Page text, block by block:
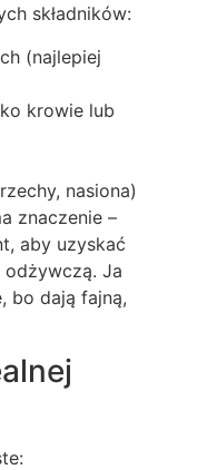
składników:
(najlepiej
krowie lub
nasiona)
znaczenie –
aby uzyskać
Ja
bo dają fajną,